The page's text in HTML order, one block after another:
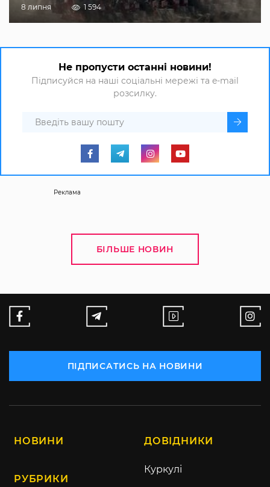
8 липня 1 594
Не пропусти останні новини!
Підписуйся на наші соціальні мережі та e-mail
розсилку.
Реклама
БІЛЬШЕ НОВИН
ПІДПИСАТИСЬ НА НОВИНИ
НОВИНИ
РУБРИКИ
ДОВІДНИКИ
Куркулі